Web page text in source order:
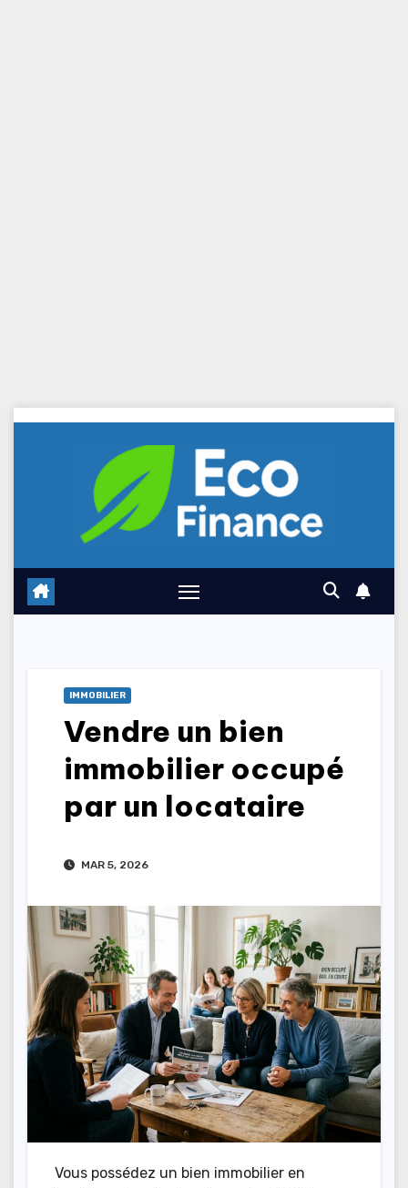
Skip
IMMOBILIER
Vendre un bien
immobilier occupé
par un locataire
MAR 5, 2026
Vous possédez un bien immobilier en